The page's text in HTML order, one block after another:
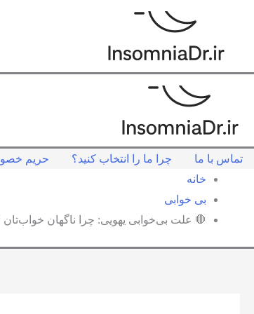
تماس با ما چرا ما را انتخاب کنید؟ حریم
خانه
بی خوابی
🛑 علت بی‌خوابی یهویی: چرا ناگهان خواب‌تان